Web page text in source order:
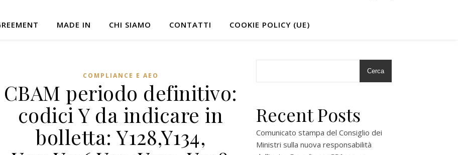
MADE IN CHI SIAMO CONTATTI COOKIE POLICY (UE)
COMPLIANCE E AEO
CBAM periodo definitivo:
codici Y da indicare in
bolletta: Y128,Y134,
Cerca
Recent Posts
Comunicato stampa del Consiglio dei
Ministri sulla nuova responsabilità